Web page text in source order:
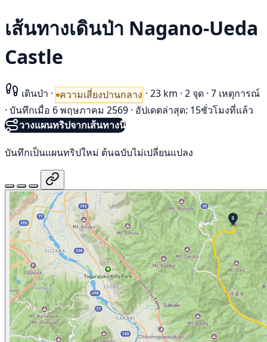
เส้นทางเดินป่า Nagano-Ueda
Castle
เดินป่า · ความเสี่ยงปานกลาง · 23 km · 2 จุด · 7 เหตุการณ์
· บันทึกเมื่อ 6 พฤษภาคม 2569 · อัปเดตล่าสุด: 15ชั่วโมงที่แล้ว
วางแผนทริปจากเส้นทางนี้
บันทึกเป็นแผนทริปใหม่ ต้นฉบับไม่เปลี่ยนแปลง